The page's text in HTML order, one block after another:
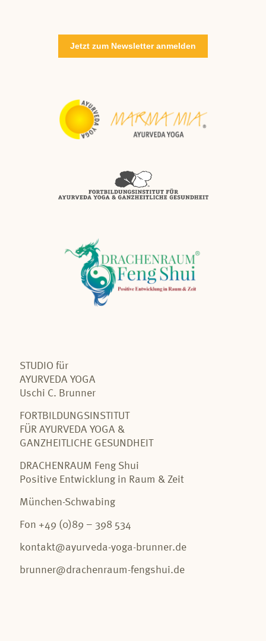
Jetzt zum Newsletter anmelden
STUDIO für
AYURVEDA YOGA
Uschi C. Brunner
FORTBILDUNGSINSTITUT
FÜR AYURVEDA YOGA &
GANZHEITLICHE GESUNDHEIT
DRACHENRAUM Feng Shui
Positive Entwicklung in Raum & Zeit
München-Schwabing
Fon +49 (0)89 – 398 534
kontakt@ayurveda-yoga-brunner.de
brunner@drachenraum-fengshui.de